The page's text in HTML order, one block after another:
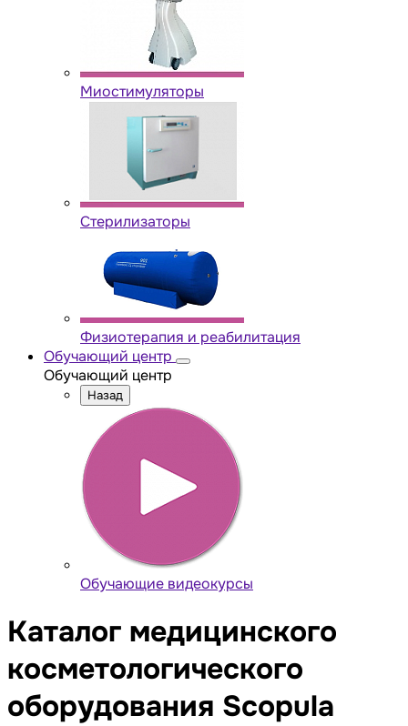
Миостимуляторы
Стерилизаторы
Физиотерапия и реабилитация
Обучающий центр
Обучающий центр
Назад
Обучающие видеокурсы
Каталог медицинского
косметологического
оборудования Scopula